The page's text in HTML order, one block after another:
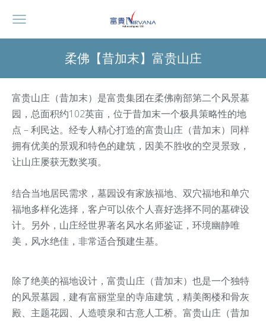
柔佛【昔加末】富贵山庄
富贵山庄（昔加末）是富贵集团在柔佛南部第二个风景墓
园，总面积约102英亩，位于昔加末一个极具策略性的地
点 – 利民达。经专人精心打造的富贵山庄（昔加末）同样
拥有优美的景观和特色的建筑，因美不胜收的空灵景致，
让山庄屡获无数奖项。
结合当地居民需求，墓园设有家族福地、双穴福地和单穴
福地多样化选择，客户可以依个人喜好选择不同的墓碑设
计。另外，山庄经世界著名风水名师鉴证，环境幽静唯
美，风水绝佳，非常适合预建生基。
除了绝美的福地设计，富贵山庄（昔加末）也是一个独特
的风景墓园，建有富丽堂皇的寺庙建筑，精美阁楼和骨灰
殿、主题花园、人造喷泉和古意人工桥。富贵山庄（昔加